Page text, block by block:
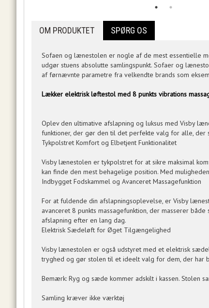
OM PRODUKTET SPØRG OS
Sofaen og lænestolen er nogle af de mest essentielle
udgør stuens absolutte samlingspunkt. Sofaer og
af førnævnte parametre fra velkendte brands som
Lækker elektrisk løftestol med 8 punkts vibrations
Oplev den ultimative afslapning og luksus med Visby
funktioner, der gør den til det perfekte valg for alle, der
Tykpolstret Komfort og Elbetjent Funktionalitet
Visby lænestolen er tykpolstret for at sikre maksimal
kan finde den mest behagelige position. Med
Indbygget Fodskammel og Avanceret Massagefunktion
For at fuldende din afslapningsoplevelse, er Visby
avanceret 8 punkts massagefunktion, der masserer
afslapning efter en lang dag.
Elektrisk Sædeløft for Øget Tilgængelighed
Visby lænestolen er også udstyret med et elektrisk
tryghed og gør stolen til et ideelt valg for dem, der har
Bemærk: Ryg og sæde kommer adskilt i kassen. Stolen
Samling kræver ikke værktøj